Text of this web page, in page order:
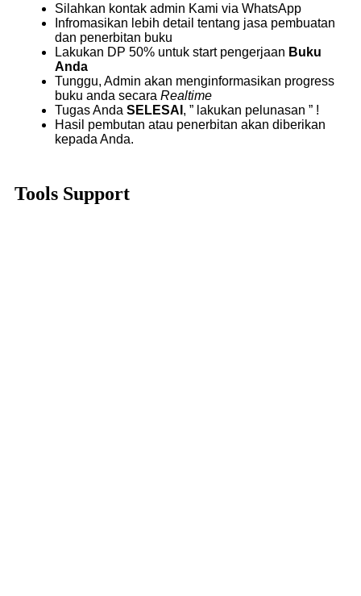
Silahkan kontak admin Kami via WhatsApp
Infromasikan lebih detail tentang jasa pembuatan
dan penerbitan buku
Lakukan DP 50% untuk start pengerjaan Buku
Anda
Tunggu, Admin akan menginformasikan progress
buku anda secara Realtime
Tugas Anda SELESAI , ” lakukan pelunasan ” !
Hasil pembutan atau penerbitan akan diberikan
kepada Anda.
Tools Support